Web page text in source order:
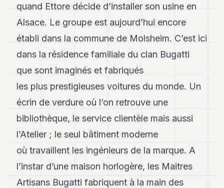
quand Ettore décide d’installer son usine en
Alsace. Le groupe est aujourd’hui encore
établi dans la commune de Molsheim. C’est ici
dans la résidence familiale du clan Bugatti
que sont imaginés et fabriqués
les plus prestigieuses voitures du monde. Un
écrin de verdure où l’on retrouve une
bibliothèque, le service clientèle mais aussi
l’Atelier ; le seul bâtiment moderne
où travaillent les ingénieurs de la marque. A
l’instar d’une maison horlogère, les Maitres
Artisans Bugatti fabriquent à la main des